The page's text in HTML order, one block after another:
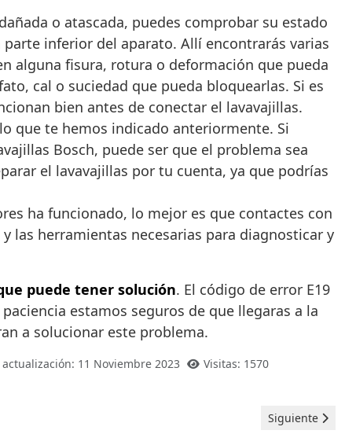
o atascada, puedes comprobar su estado
inferior del aparato. Allí encontrarás varias
alguna fisura, rotura o deformación que pueda
cal o suciedad que pueda bloquearlas. Si es
bien antes de conectar el lavavajillas.
que te hemos indicado anteriormente. Si
Bosch, puede ser que el problema sea
el lavavajillas por tu cuenta, ya que podrías
ha funcionado, lo mejor es que contactes con
las herramientas necesarias para diagnosticar y
puede tener solución. El código de error E19
estamos seguros de que llegaras a la
a solucionar este problema.
11 Noviembre 2023 Visitas: 1570
Artículo
Siguiente